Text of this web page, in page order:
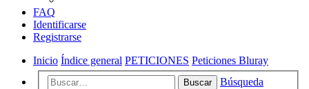
FAQ
Identificarse
Registrarse
Inicio Índice general PETICIONES Peticiones Bluray
Buscar
Búsqueda